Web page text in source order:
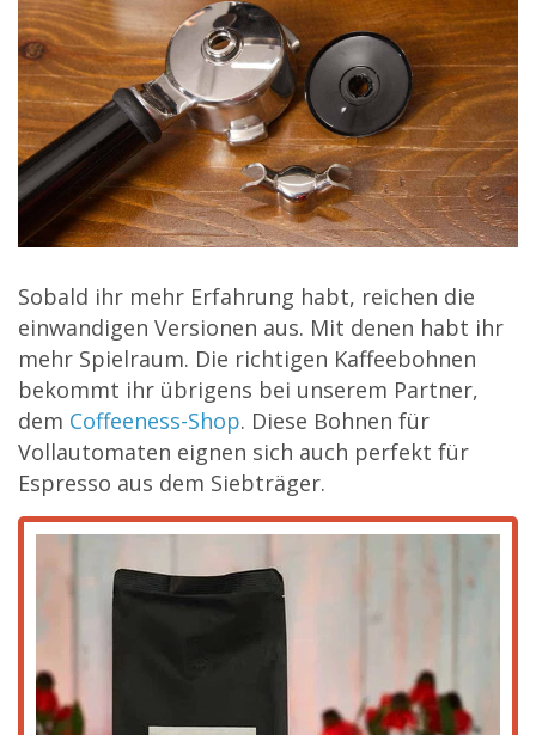
Sobald ihr mehr Erfahrung habt, reichen die
einwandigen Versionen aus. Mit denen habt ihr
mehr Spielraum. Die richtigen Kaffeebohnen
bekommt ihr übrigens bei unserem Partner,
dem Coffeeness-Shop. Diese Bohnen für
Vollautomaten eignen sich auch perfekt für
Espresso aus dem Siebträger.